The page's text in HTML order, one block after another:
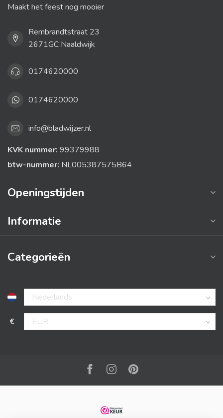
Maakt het feest nog mooier
Rembrandtstraat 23
2671GC Naaldwijk
0174620000
0174620000
info@bladwijzer.nl
KVK nummer: 99379988
btw-nummer: NL005387575B64
Openingstijden
Informatie
Categorieën
€